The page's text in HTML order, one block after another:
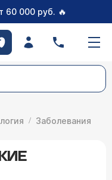
60 000 руб. 🔥
Заболевания